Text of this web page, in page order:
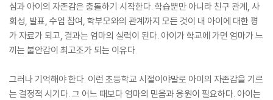
심과 아이의 자존감은 충돌하기 시작한다. 학습뿐만 아니라 친구 관계, 사
회성, 발표, 수업 참여, 학부모와의 관계까지 모든 것이 내 아이에 대한 평
가 자료가 되고, 결과는 엄마의 실력이 된다. 아이가 학교에 가면 엄마가 느
끼는 불안감이 최고조가 되는 이유다.
그러나 기억해야 한다. 이런 초등학교 시절이야말로 아이의 자존감을 기르
는 결정적 시기다. 그 어느 때보다 엄마의 믿음과 응원이 필요하다. 아이는